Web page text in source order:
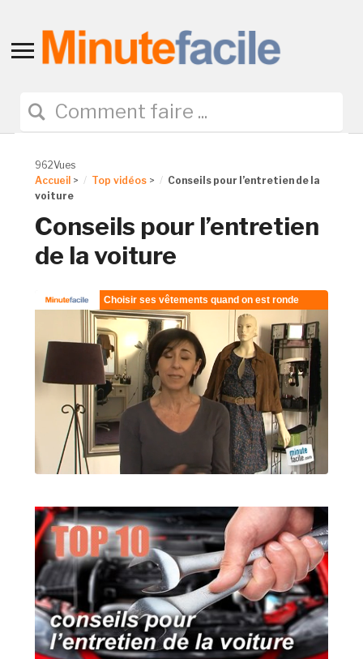
Toggle
navigation
962Vues
Accueil > Top vidéos >
Conseils pour l’entretien de la
voiture
Conseils pour l’entretien
de la voiture